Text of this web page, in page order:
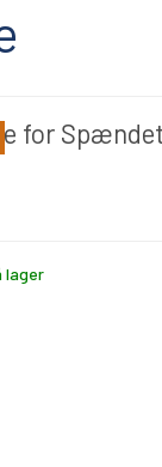
for
lager